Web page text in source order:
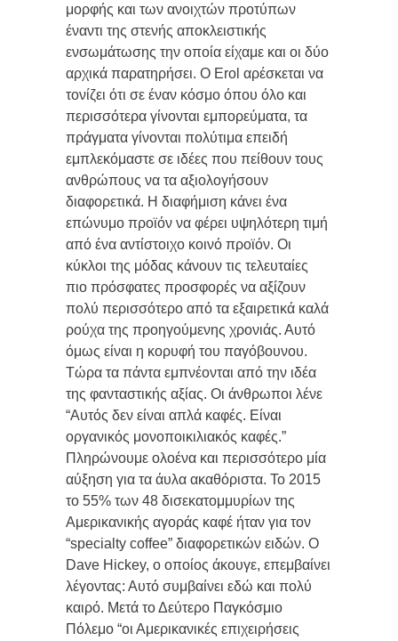
μορφής και των ανοιχτών προτύπων
έναντι της στενής αποκλειστικής
ενσωμάτωσης την οποία είχαμε και οι δύο
αρχικά παρατηρήσει. Ο Erol αρέσκεται να
τονίζει ότι σε έναν κόσμο όπου όλο και
περισσότερα γίνονται εμπορεύματα, τα
πράγματα γίνονται πολύτιμα επειδή
εμπλεκόμαστε σε ιδέες που πείθουν τους
ανθρώπους να τα αξιολογήσουν
διαφορετικά. Η διαφήμιση κάνει ένα
επώνυμο προϊόν να φέρει υψηλότερη τιμή
από ένα αντίστοιχο κοινό προϊόν. Οι
κύκλοι της μόδας κάνουν τις τελευταίες
πιο πρόσφατες προσφορές να αξίζουν
πολύ περισσότερο από τα εξαιρετικά καλά
ρούχα της προηγούμενης χρονιάς. Αυτό
όμως είναι η κορυφή του παγόβουνου.
Τώρα τα πάντα εμπνέονται από την ιδέα
της φανταστικής αξίας. Οι άνθρωποι λένε
“Αυτός δεν είναι απλά καφές. Είναι
οργανικός μονοποικιλιακός καφές.”
Πληρώνουμε ολοένα και περισσότερο μία
αύξηση για τα άυλα ακαθόριστα. Το 2015
το 55% των 48 δισεκατομμυρίων της
Αμερικανικής αγοράς καφέ ήταν για τον
“specialty coffee” διαφορετικών ειδών. Ο
Dave Hickey, ο οποίος άκουγε, επεμβαίνει
λέγοντας: Αυτό συμβαίνει εδώ και πολύ
καιρό. Μετά το Δεύτερο Παγκόσμιο
Πόλεμο “οι Αμερικανικές επιχειρήσεις